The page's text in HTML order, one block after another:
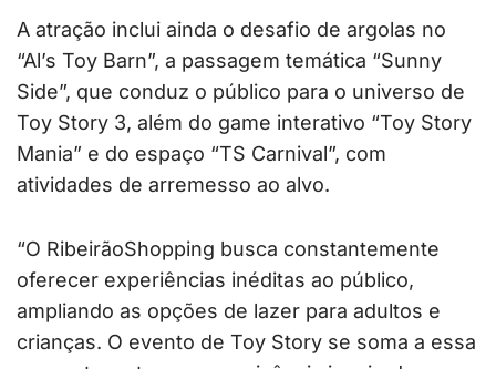
A atração inclui ainda o desafio de argolas no
“Al’s Toy Barn”, a passagem temática “Sunny
Side”, que conduz o público para o universo de
Toy Story 3, além do game interativo “Toy Story
Mania” e do espaço “TS Carnival”, com
atividades de arremesso ao alvo.
“O RibeirãoShopping busca constantemente
oferecer experiências inéditas ao público,
ampliando as opções de lazer para adultos e
crianças. O evento de Toy Story se soma a essa